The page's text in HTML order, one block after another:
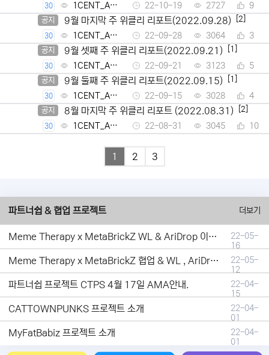
30
1CENT_Ad
min
22-10-19 2727 9
공지 9월 마지막 주 위클리 리포트(2022.09.28) [2]
30
1CENT_Ad
min
22-09-28 3064 3
공지 9월 셋째 주 위클리 리포트(2022.09.21) [1]
30
1CENT_Ad
min
22-09-21 3123 5
공지 9월 둘째 주 위클리 리포트(2022.09.15) [1]
30
1CENT_Ad
min
22-09-15 3028 4
공지 8월 마지막 주 위클리 리포트 (2022.08.31) [2]
30
1CENT_Ad
min
22-08-31 3045 10
1 2 3
파트너쉽 & 협업 프로젝트 더보기
Meme Therapy x MetaBrickZ WL & AriDrop 이벤트 결과안내!
22-05-
16
Meme Therapy x MetaBrickZ 협업 & WL , AriDrop 이벤트 안내
22-05-
12
파트너쉽 프로젝트 CTPS 4월 17일 AMA안내.
22-04-
15
CATTOWNPUNKS 프로젝트 소개
22-04-
01
MyFatBabiz 프로젝트 소개
22-04-
01